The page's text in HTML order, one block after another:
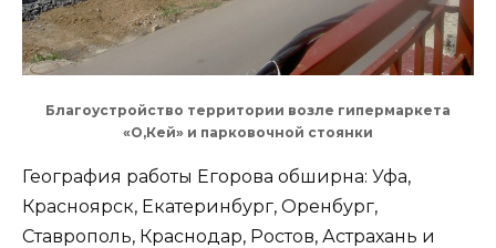
Благоустройство территории возле гипермаркета
«О,Кей» и парковочной стоянки
География работы Егорова обширна: Уфа,
Красноярск, Екатеринбург, Оренбург,
Ставрополь, Краснодар, Ростов, Астрахань и